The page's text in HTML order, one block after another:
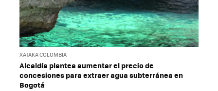
XATAKA COLOMBIA
Alcaldía plantea aumentar el precio de
concesiones para extraer agua subterránea en
Bogotá